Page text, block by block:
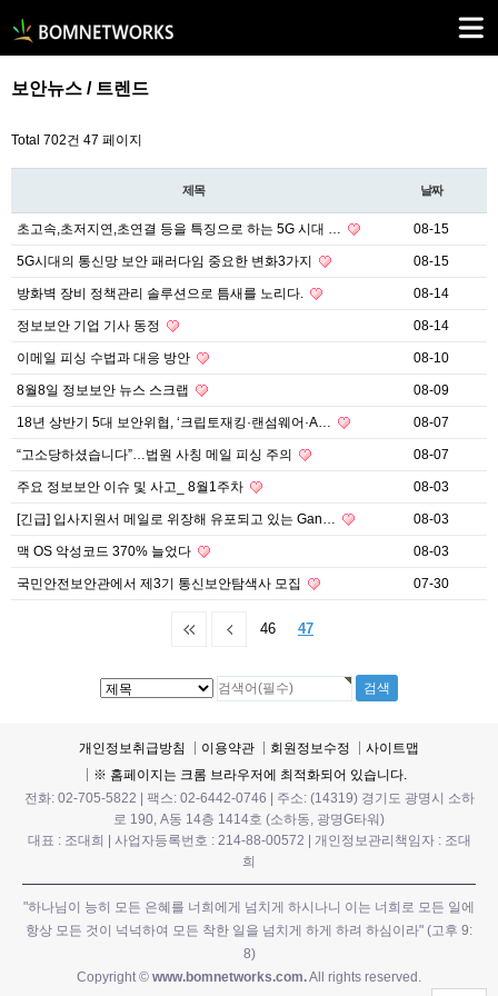
보안뉴스 / 트렌드
Total 702건 47 페이지
제목 날짜
초고속,초저지연,초연결 등을 특징으로 하는 5G 시대 … 08-15
5G시대의 통신망 보안 패러다임 중요한 변화3가지 08-15
방화벽 장비 정책관리 솔루션으로 틈새를 노리다. 08-14
정보보안 기업 기사 동정 08-14
이메일 피싱 수법과 대응 방안 08-10
8월8일 정보보안 뉴스 스크랩 08-09
18년 상반기 5대 보안위협, ‘크립토재킹·랜섬웨어·A… 08-07
“고소당하셨습니다”…법원 사칭 메일 피싱 주의 08-07
주요 정보보안 이슈 및 사고_ 8월1주차 08-03
[긴급] 입사지원서 메일로 위장해 유포되고 있는 Gan… 08-03
맥 OS 악성코드 370% 늘었다 08-03
국민안전보안관에서 제3기 통신보안탐색사 모집 07-30
46 47
개인정보취급방침 이용약관 회원정보수정
사이트맵
※ 홈페이지는 크롬 브라우저에 최적화되어 있습니다.
전화: 02-705-5822 | 팩스: 02-6442-0746 | 주소: (14319) 경기도 광명시 소하
로 190, A동 14층 1414호 (소하동, 광명G타워)
대표 : 조대희 | 사업자등록번호 : 214-88-00572 | 개인정보관리책임자 : 조대
희
"하나님이 능히 모든 은혜를 너희에게 넘치게 하시나니 이는 너희로 모든 일에
항상 모든 것이 넉넉하여 모든 착한 일을 넘치게 하게 하려 하심이라" (고후 9:
8)
Copyright © www.bomnetworks.com.All rights reserved.